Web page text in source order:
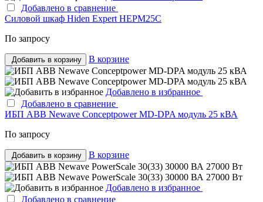
Добавлено в сравнение
Силовой шкаф Hiden Expert HEPM25C
По запросу
Добавить в корзину В корзине
Добавлено в избранное
Добавлено в сравнение
ИБП ABB Newave Conceptpower MD-DPA модуль 25 кВА
По запросу
Добавить в корзину В корзине
Добавлено в избранное
Добавлено в сравнение